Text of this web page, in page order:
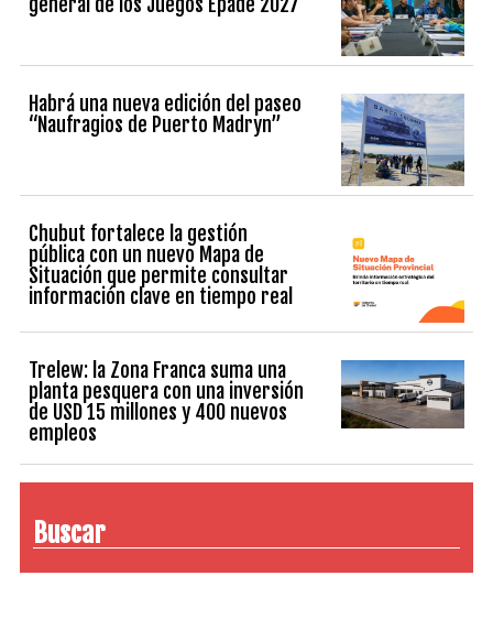
general de los Juegos Epade 2027
Habrá una nueva edición del paseo
“Naufragios de Puerto Madryn”
Chubut fortalece la gestión
pública con un nuevo Mapa de
Situación que permite consultar
información clave en tiempo real
Trelew: la Zona Franca suma una
planta pesquera con una inversión
de USD 15 millones y 400 nuevos
empleos
Buscar